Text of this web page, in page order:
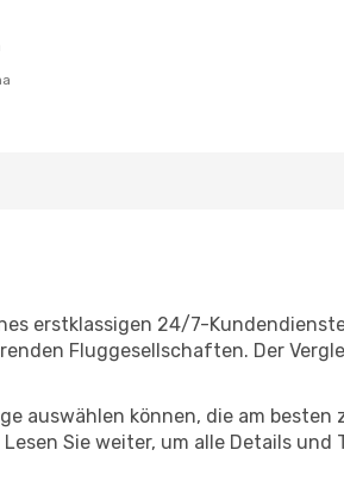
erstklassigen 24/7-
Fluggesellschaften. Der
auswählen können, die am besten
Sie weiter, um alle Details und